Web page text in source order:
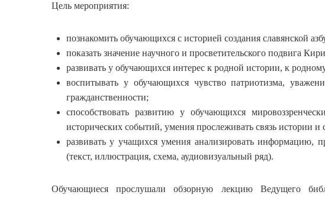
Цель мероприятия:
познакомить обучающихся с историей создания славянской
показать значение научного и просветительского подвига
развивать у обучающихся интерес к родной истории, к
воспитывать у обучающихся чувство патриотизма,
гражданственности;
способствовать развитию у обучающихся
исторических событий, умения прослеживать связь истории и
развивать у учащихся умения анализировать информацию,
(текст, иллюстрация, схема, аудиовизуальный ряд).
Обучающиеся прослушали обзорную лекцию Ведущего